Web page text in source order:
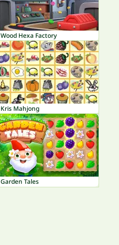
Wood Hexa Factory
Kris Mahjong
Garden Tales